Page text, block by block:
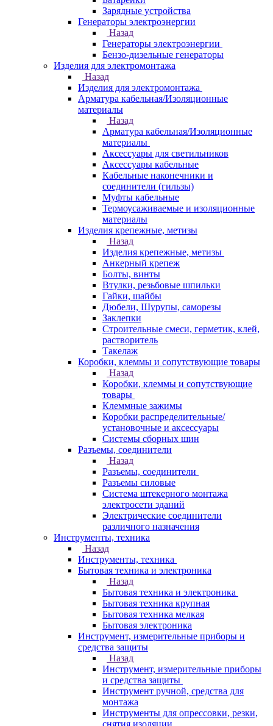
Зарядные устройства
Генераторы электроэнергии
Назад
Генераторы электроэнергии
Бензо-дизельные генераторы
Изделия для электромонтажа
Назад
Изделия для электромонтажа
Арматура кабельная/Изоляционные
материалы
Назад
Арматура кабельная/Изоляционные
материалы
Аксессуары для светильников
Аксессуары кабельные
Кабельные наконечники и
соединители (гильзы)
Муфты кабельные
Термоусаживаемые и изоляционные
материалы
Изделия крепежные, метизы
Назад
Изделия крепежные, метизы
Анкерный крепеж
Болты, винты
Втулки, резьбовые шпильки
Гайки, шайбы
Дюбели, Шурупы, саморезы
Заклепки
Строительные смеси, герметик, клей,
растворитель
Такелаж
Коробки, клеммы и сопутствующие товары
Назад
Коробки, клеммы и сопутствующие
товары
Клеммные зажимы
Коробки распределительные/
установочные и аксессуары
Системы сборных шин
Разъемы, соединители
Назад
Разъемы, соединители
Разъемы силовые
Система штекерного монтажа
электросети зданий
Электрические соединители
различного назначения
Инструменты, техника
Назад
Инструменты, техника
Бытовая техника и электроника
Назад
Бытовая техника и электроника
Бытовая техника крупная
Бытовая техника мелкая
Бытовая электроника
Инструмент, измерительные приборы и
средства защиты
Назад
Инструмент, измерительные приборы
и средства защиты
Инструмент ручной, средства для
монтажа
Инструменты для опрессовки, резки,
снятия изоляции